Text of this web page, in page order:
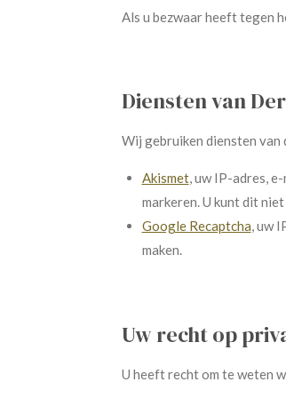
Als u bezwaar heeft tegen
Diensten van
Wij gebruiken diensten
Akismet, uw IP-adres,
markeren. U kunt dit
Google Recaptcha, uw
maken.
Uw recht op
U heeft recht om te weten